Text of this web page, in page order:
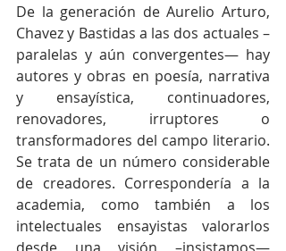
De la generación de Aurelio Arturo,
Chavez y Bastidas a las dos actuales –
paralelas y aún convergentes— hay
autores y obras en poesía, narrativa
y ensayística, continuadores,
renovadores, irruptores o
transformadores del campo literario.
Se trata de un número considerable
de creadores. Correspondería a la
academia, como también a los
intelectuales ensayistas valorarlos